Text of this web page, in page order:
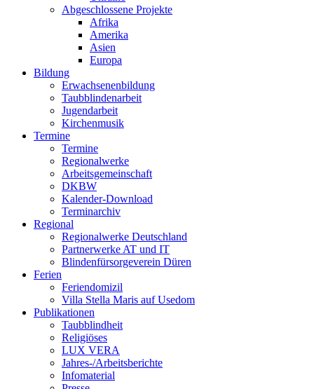
Abgeschlossene Projekte
Afrika
Amerika
Asien
Europa
Bildung
Erwachsenenbildung
Taubblindenarbeit
Jugendarbeit
Kirchenmusik
Termine
Termine
Regionalwerke
Arbeitsgemeinschaft
DKBW
Kalender-Download
Terminarchiv
Regional
Regionalwerke Deutschland
Partnerwerke AT und IT
Blindenfürsorgeverein Düren
Ferien
Feriendomizil
Villa Stella Maris auf Usedom
Publikationen
Taubblindheit
Religiöses
LUX VERA
Jahres-/​Arbeitsberichte
Infomaterial